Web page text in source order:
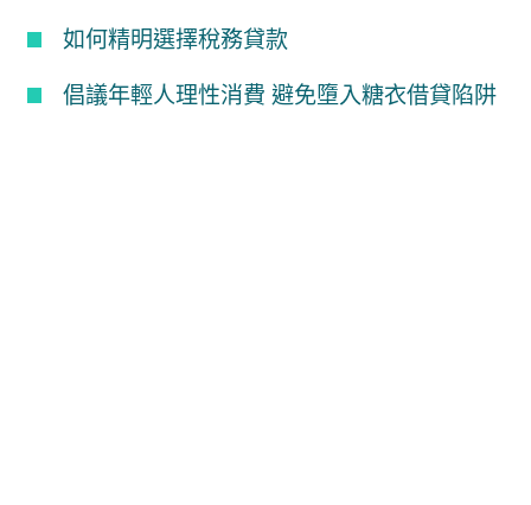
如何精明選擇稅務貸款
倡議年輕人理性消費 避免墮入糖衣借貸陷阱